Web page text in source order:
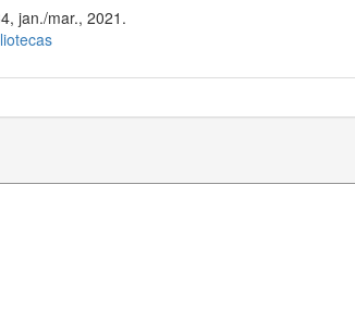
jan./mar., 2021.